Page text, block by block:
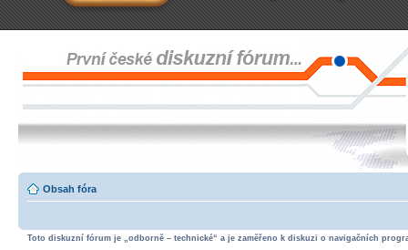
Obsah fóra
Toto diskuzní fórum je „odborně – technické“ a je zaměřeno k diskuzi o navigačních